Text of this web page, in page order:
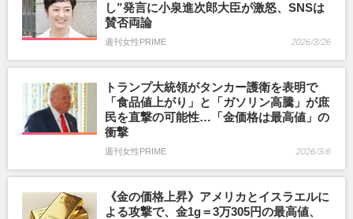
し”発言に小泉進次郎大臣が激怒、SNSは
賛否両論
週刊女性PRIME 2026/3/26
トランプ大統領がタンカー護衛を表明で
「食品値上がり」と「ガソリン高騰」が庶
民を直撃の可能性…「金価格は最高値」の
衝撃
週刊女性PRIME 2026/3/6
《金の価格上昇》アメリカとイスラエルに
よる攻撃で、金1g＝3万305円の最高値、